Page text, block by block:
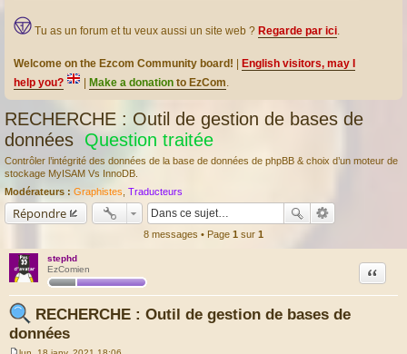
Tu as un forum et tu veux aussi un site web ? Regarde par ici.
Welcome on the Ezcom Community board!
English visitors, may I
help you?
Make a donation to EzCom.
RECHERCHE : Outil de gestion de bases de
données Question traitée
Contrôler l’intégrité des données de la base de données de phpBB & choix d’un moteur de
stockage MyISAM Vs InnoDB.
Modérateurs : Graphistes Traducteurs
Répondre
8 messages • Page 1 sur 1
stephd
EzComien
RECHERCHE : Outil de gestion de bases de
données
Citation